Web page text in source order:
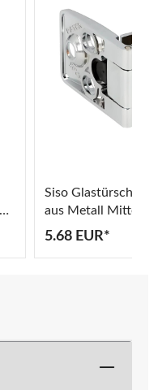
Siso
aus Metall Mitte,
6 mm
5.68 EUR*